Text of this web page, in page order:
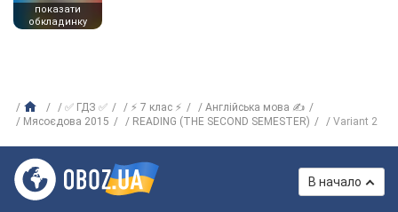
показати
обкладинку
✅ ГДЗ ✅ ⚡ 7 клас ⚡
Англійська мова ✍
Мясоєдова 2015
READING (THE SECOND SEMESTER) Variant 2
В начало